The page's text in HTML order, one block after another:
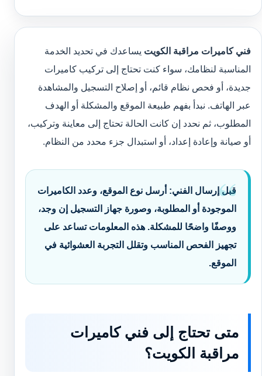
فني كاميرات مراقبة الكويت يساعدك في تحديد الخدمة
المناسبة لنظامك، سواء كنت تحتاج إلى تركيب كاميرات
جديدة، أو فحص نظام قائم، أو إصلاح التسجيل والمشاهدة
عبر الهاتف. نبدأ بفهم طبيعة الموقع والمشكلة أو الهدف
المطلوب، ثم نحدد إن كانت الحالة تحتاج إلى معاينة وتركيب،
أو صيانة وإعادة إعداد، أو استبدال جزء محدد من النظام.
قبل إرسال الفني: أرسل نوع الموقع، وعدد الكاميرات
الموجودة أو المطلوبة، وصورة جهاز التسجيل إن وجد،
ووصفًا واضحًا للمشكلة. هذه المعلومات تساعد على
تجهيز الفحص المناسب وتقلل التجربة العشوائية في
الموقع.
متى تحتاج إلى فني كاميرات
مراقبة الكويت؟